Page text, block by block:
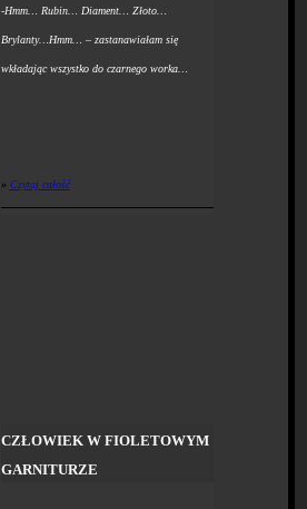
-Hmm… Rubin… Diament… Złoto…
Brylanty…Hmm… – zastanawiałam się
wkładając wszystko do czarnego worka…
» Czytaj całość
CZŁOWIEK W FIOLETOWYM
GARNITURZE